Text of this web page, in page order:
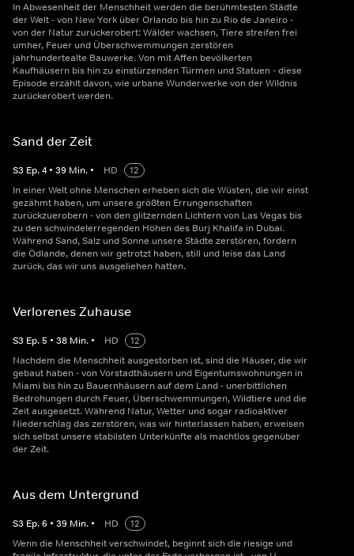
In Abwesenheit der Menschheit werden die berühmtesten Städte
der Welt - von New York über Orlando bis hin zu Rio de Janeiro -
von der Natur zurückerobert: Wälder wachsen, Tiere streifen frei
umher, Feuer und Überschwemmungen zerstören
jahrhundertealte Bauwerke. Von mit Affen bevölkerten
Kaufhäusern bis hin zu einstürzenden Türmen und Statuen - diese
Episode erzählt davon, wie urbane Wunderwerke von der Wildnis
zurückerobert werden.
Sand der Zeit
S3 Ep.4 • 39 Min. • HD
12
In einer Welt ohne Menschen erheben sich die Wüsten, die wir einst
gezähmt haben, um unsere größten Errungenschaften
zurückzuerobern - von den glitzernden Lichtern von Las Vegas bis
zu den schwindelerregenden Höhen des Burj Khalifa in Dubai.
Während Sand, Salz und Sonne unsere Städte zerstören, fordern
die Ödlande, denen wir getrotzt haben, still und leise das Land
zurück, das wir uns ausgeliehen hatten.
Verlorenes Zuhause
S3 Ep.5 • 38 Min. • HD
12
Nachdem die Menschheit ausgestorben ist, sind die Häuser, die wir
gebaut haben - von Vorstadthäusern und Eigentumswohnungen in
Miami bis hin zu Bauernhäusern auf dem Land - unerbittlichen
Bedrohungen durch Feuer, Überschwemmungen, Wildtiere und die
Zeit ausgesetzt. Während Natur, Wetter und sogar radioaktiver
Niederschlag das zerstören, was wir hinterlassen haben, erweisen
sich selbst unsere stabilsten Unterkünfte als machtlos gegenüber
der Zeit.
Aus dem Untergrund
S3 Ep.6 • 39 Min. • HD
12
Wenn die Menschheit verschwindet, beginnt sich die riesige und